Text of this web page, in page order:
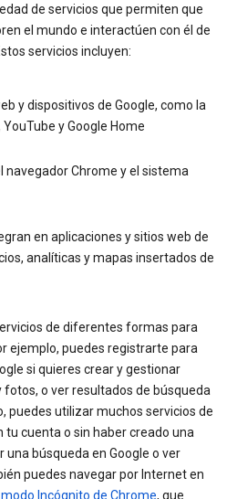
de servicios que permiten que
el mundo e interactúen con él de
servicios incluyen:
y dispositivos de Google, como la
y Google Home
navegador Chrome y el sistema
en aplicaciones y sitios web de
analíticas y mapas insertados de
de diferentes formas para
ejemplo, puedes registrarte para
si quieres crear y gestionar
o ver resultados de búsqueda
puedes utilizar muchos servicios de
tu cuenta o sin haber creado una
búsqueda en Google o ver
puedes navegar por Internet en
modo Incógnito de Chrome, que